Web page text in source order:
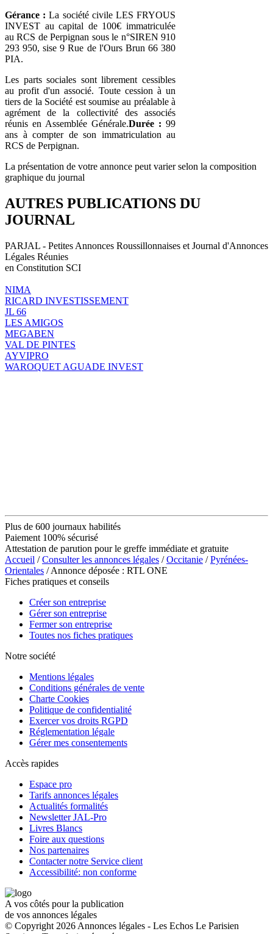
Gérance : La société civile LES FRYOUS
INVEST au capital de 100€ immatriculée
au RCS de Perpignan sous le n°SIREN 910
293 950, sise 9 Rue de l'Ours Brun 66 380
PIA.
Les parts sociales sont librement cessibles
au profit d'un associé. Toute cession à un
tiers de la Société est soumise au préalable à
agrément de la collectivité des associés
réunis en Assemblée Générale.Durée : 99
ans à compter de son immatriculation au
RCS de Perpignan.
La présentation de votre annonce peut varier selon la composition
graphique du journal
AUTRES PUBLICATIONS DU
JOURNAL
PARJAL - Petites Annonces Roussillonnaises et Journal d'Annonces
Légales Réunies
en Constitution SCI
NIMA
RICARD INVESTISSEMENT
JL 66
LES AMIGOS
MEGABEN
VAL DE PINTES
AYVIPRO
WAROQUET AGUADE INVEST
Plus de 600 journaux habilités
Paiement 100% sécurisé
Attestation de parution pour le greffe immédiate et gratuite
Accueil /Consulter les annonces légales /Occitanie /Pyrénées-
Orientales / Annonce déposée : RTL ONE
Fiches pratiques et conseils
Créer son entreprise
Gérer son entreprise
Fermer son entreprise
Toutes nos fiches pratiques
Notre société
Mentions légales
Conditions générales de vente
Charte Cookies
Politique de confidentialité
Exercer vos droits RGPD
Réglementation légale
Gérer mes consentements
Accès rapides
Espace pro
Tarifs annonces légales
Actualités formalités
Newsletter JAL-Pro
Livres Blancs
Foire aux questions
Nos partenaires
Contacter notre Service client
Accessibilité: non conforme
A vos côtés pour la publication
de vos annonces légales
© Copyright 2026 Annonces légales - Les Echos Le Parisien